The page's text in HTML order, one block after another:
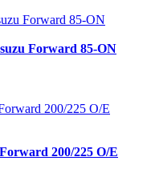
Forward 85-ON
200/225 O/E